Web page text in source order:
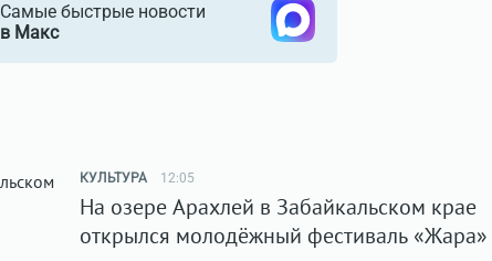
Самые быстрые новости
в Макс
КУЛЬТУРА 12:05
На озере Арахлей в Забайкальском крае
открылся молодёжный фестиваль «Жара»